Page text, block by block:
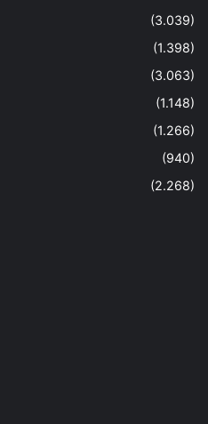
(3.039)
(1.398)
(3.063)
(1.148)
(1.266)
(940)
(2.268)